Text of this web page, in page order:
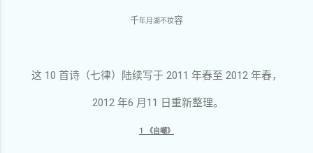
千年月湖不妆容
这 10 首诗（七律）陆续写于 2011 年春至 2012 年春，
2012 年6 月11 日重新整理。
1 《自嘲》